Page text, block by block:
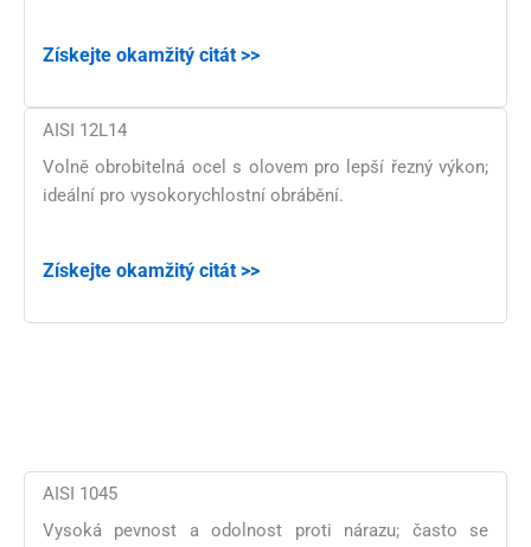
Získejte okamžitý citát >>
AISI 12L14
Volně obrobitelná ocel s olovem pro lepší řezný výkon;
ideální pro vysokorychlostní obrábění.
Získejte okamžitý citát >>
AISI 1045
Vysoká pevnost a odolnost proti nárazu; často se